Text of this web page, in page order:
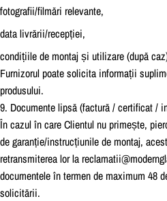
fotografii/filmări relevante,
data livrării/recepției,
condițiile de montaj și utilizare (după
Furnizorul poate solicita informații
produsului.
9. Documente lipsă (factură / certificat /
În cazul în care Clientul nu primește,
de garanție/instrucțiunile de montaj,
retransmiterea lor la
documentele în termen de maximum 48
solicitării.